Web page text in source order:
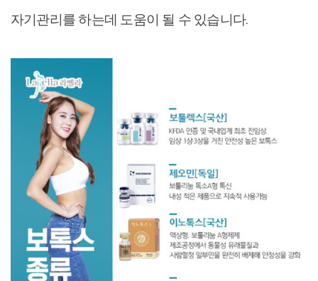
자기관리를 하는데 도움이 될 수 있습니다.